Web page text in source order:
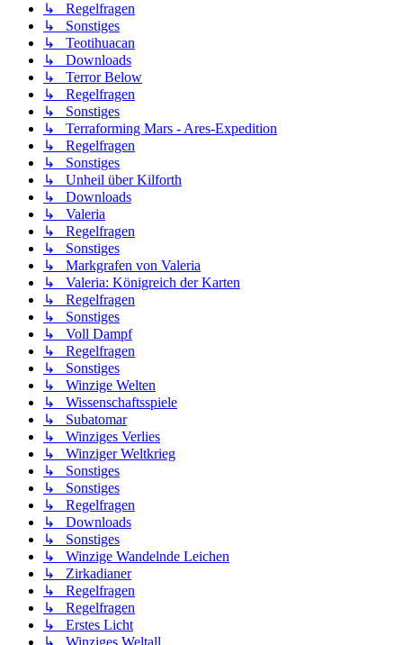
↳ Regelfragen
↳ Sonstiges
↳ Teotihuacan
↳ Downloads
↳ Terror Below
↳ Regelfragen
↳ Sonstiges
↳ Terraforming Mars - Ares-Expedition
↳ Regelfragen
↳ Sonstiges
↳ Unheil über Kilforth
↳ Downloads
↳ Valeria
↳ Regelfragen
↳ Sonstiges
↳ Markgrafen von Valeria
↳ Valeria: Königreich der Karten
↳ Regelfragen
↳ Sonstiges
↳ Voll Dampf
↳ Regelfragen
↳ Sonstiges
↳ Winzige Welten
↳ Wissenschaftsspiele
↳ Subatomar
↳ Winziges Verlies
↳ Winziger Weltkrieg
↳ Sonstiges
↳ Sonstiges
↳ Regelfragen
↳ Downloads
↳ Sonstiges
↳ Winzige Wandelnde Leichen
↳ Zirkadianer
↳ Regelfragen
↳ Regelfragen
↳ Erstes Licht